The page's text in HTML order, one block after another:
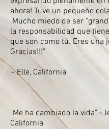
ahora! Tuve un pequeño
Mucho miedo de ser
la responsabilidad que
que son como tú. Eres una
Gracias!!!"
~ Elle, California
"Me ha cambiado la
California